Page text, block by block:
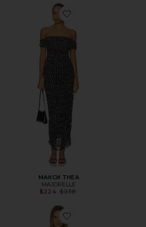
Favorite МАКСИ THEA
МАКСИ THEA
MAJORELLE
$224 Previous price:
$238
Favorite ПЛАТЬЕ RAPHAELLA